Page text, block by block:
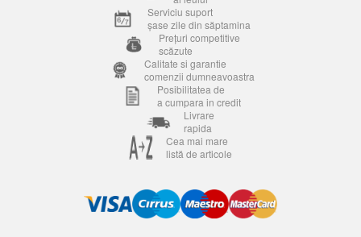
Serviciu suport
șase zile din săptamina
Prețuri competitive
scăzute
Calitate si garantie
comenzii dumneavoastra
Posibilitatea de
a cumpara in credit
Livrare
rapida
Cea mai mare
listă de articole